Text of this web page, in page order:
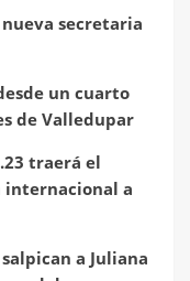
nueva secretaria
un cuarto
de Valledupar
traerá el
a
a Juliana